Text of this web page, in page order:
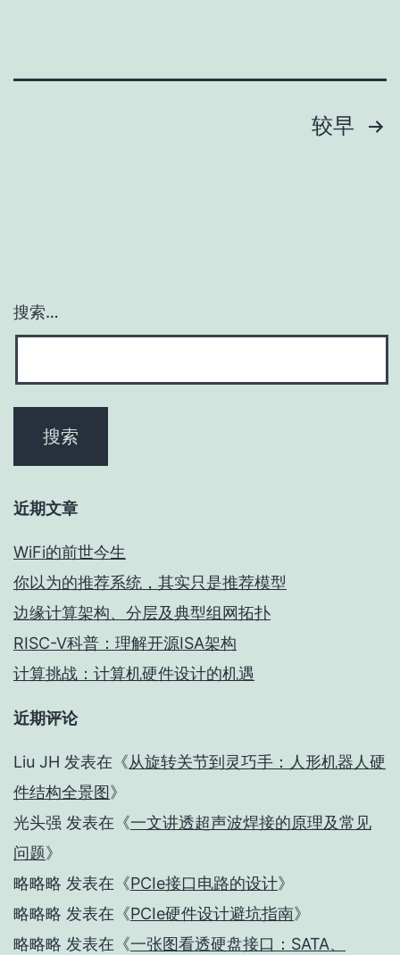
较早
搜索…
近期文章
WiFi的前世今生
你以为的推荐系统，其实只是推荐模型
边缘计算架构、分层及典型组网拓扑
RISC-V科普：理解开源ISA架构
计算挑战：计算机硬件设计的机遇
近期评论
Liu JH 发表在《从旋转关节到灵巧手：人形机器人硬
件结构全景图》
光头强 发表在《一文讲透超声波焊接的原理及常见
问题》
略略略 发表在《PCIe接口电路的设计》
略略略 发表在《PCIe硬件设计避坑指南》
略略略 发表在《一张图看透硬盘接口：SATA、